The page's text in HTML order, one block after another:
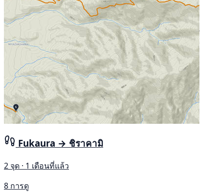
Fukaura → ชิราคามิ
2 จุด · 1 เดือนที่แล้ว
8 การดู